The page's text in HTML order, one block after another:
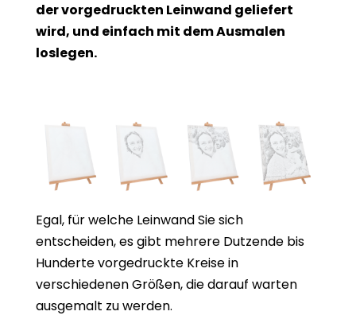
der vorgedruckten Leinwand geliefert
wird, und einfach mit dem Ausmalen
loslegen.
Egal, für welche Leinwand Sie sich
entscheiden, es gibt mehrere Dutzende bis
Hunderte vorgedruckte Kreise in
verschiedenen Größen, die darauf warten
ausgemalt zu werden.